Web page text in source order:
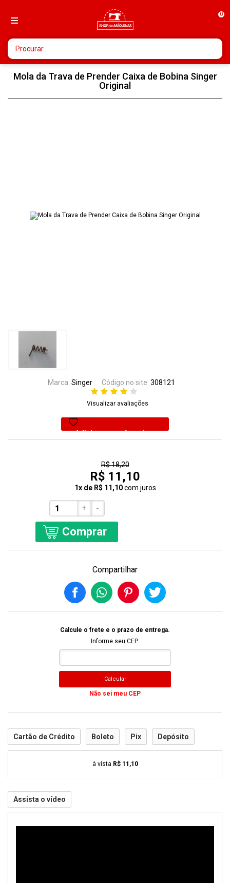
0
Mola da Trava de Prender Caixa de Bobina Singer
Original
Marca: Singer Código no site: 308121
Visualizar avaliações
Adicionar aos favoritos
R$ 18,20
R$ 11,10
1x de R$ 11,10 com juros
+ -
Comprar
Compartilhar
Calcule o frete e o prazo de entrega.
Informe seu CEP:
Calcular
Não sei meu CEP
Cartão de Crédito Boleto Pix Depósito
à vista R$ 11,10
Assista o vídeo